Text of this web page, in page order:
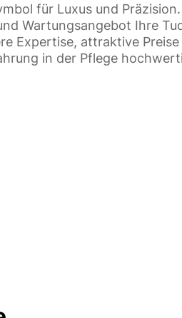
für Luxus und
Wartungsangebot Ihre
Expertise, attraktive
in der Pflege